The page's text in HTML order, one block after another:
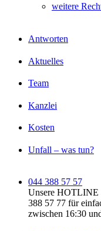
weitere
Antworten
Aktuelles
Team
Kanzlei
Kosten
Unfall – was tun?
044 388 57 57
Unsere HOTLINE
388 57 77 für
zwischen 16:30